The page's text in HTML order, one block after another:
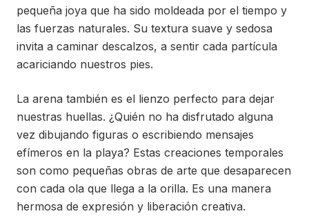
pequeña joya que ha sido moldeada por el tiempo y
las fuerzas naturales. Su textura suave y sedosa
invita a caminar descalzos, a sentir cada partícula
acariciando nuestros pies.
La arena también es el lienzo perfecto para dejar
nuestras huellas. ¿Quién no ha disfrutado alguna
vez dibujando figuras o escribiendo mensajes
efímeros en la playa? Estas creaciones temporales
son como pequeñas obras de arte que desaparecen
con cada ola que llega a la orilla. Es una manera
hermosa de expresión y liberación creativa.